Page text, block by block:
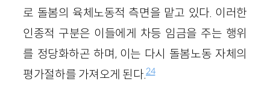
로 돌봄의 육체노동적 측면을 맡고 있다. 이러한
인종적 구분은 이들에게 차등 임금을 주는 행위
를 정당화하곤 하며, 이는 다시 돌봄노동 자체의
평가절하를 가져오게 된다.24